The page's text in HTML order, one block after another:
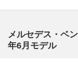
メルセデス・ベ
年6月モデル